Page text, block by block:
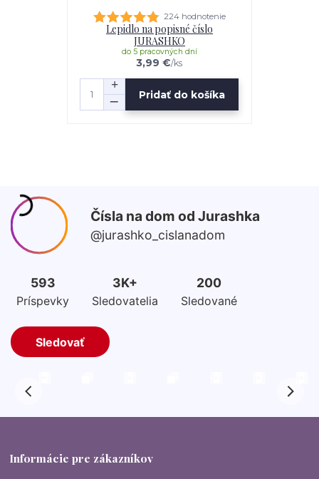
224 hodnotenie
Lepidlo na popisné číslo
JURASHKO
3,99 €/ks
do 5 pracovných dní
Pridať do košíka
Informácie pre zákazníkov